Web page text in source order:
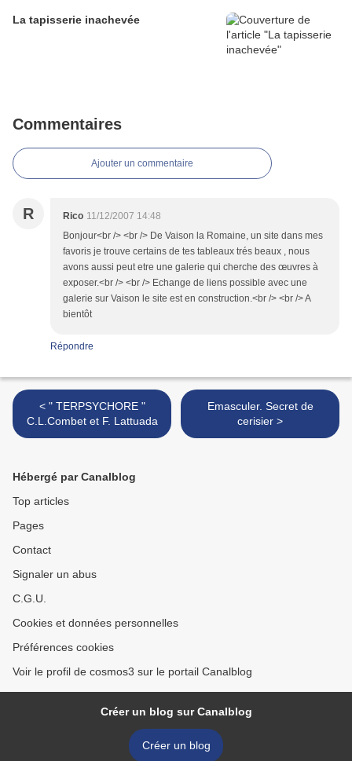
La tapisserie inachevée
Commentaires
Ajouter un commentaire
R Rico 11/12/2007 14:48
Bonjour<br /> <br /> De Vaison la Romaine, un site dans mes
favoris je trouve certains de tes tableaux trés beaux , nous
avons aussi peut etre une galerie qui cherche des œuvres à
exposer.<br /> <br /> Echange de liens possible avec une
galerie sur Vaison le site est en construction.<br /> <br /> A
bientôt
Répondre
< " TERPSYCHORE "
C.L.Combet et F. Lattuada
Emasculer. Secret de
cerisier >
Hébergé par Canalblog
Top articles
Pages
Contact
Signaler un abus
C.G.U.
Cookies et données personnelles
Préférences cookies
Voir le profil de cosmos3 sur le portail Canalblog
Créer un blog sur Canalblog
Créer un blog